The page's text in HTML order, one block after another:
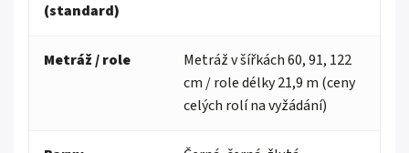
(standard)
Metráž / role
Metráž v šířkách 60, 91, 122
cm / role délky 21,9 m (ceny
celých rolí na vyžádání)